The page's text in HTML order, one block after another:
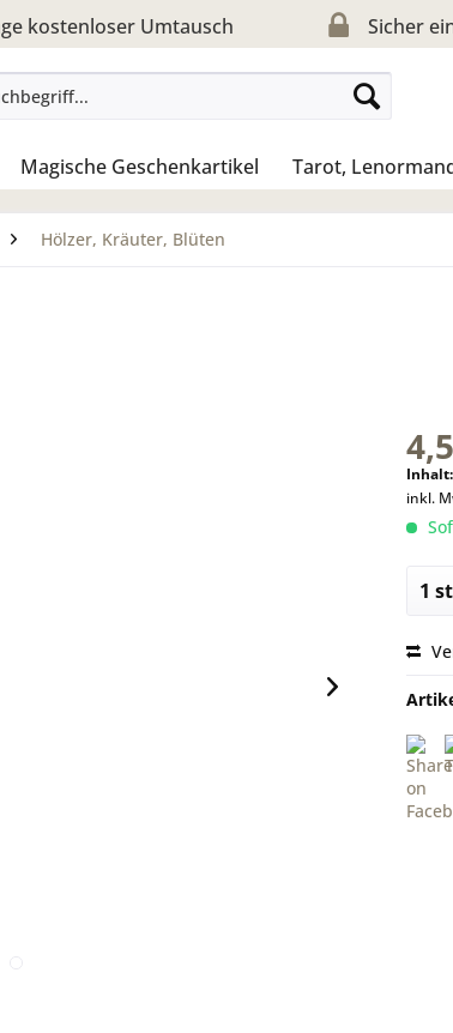
kostenloser Umtausch Sicher
Magische Geschenkartikel Tarot,
Hölzer, Kräuter, Blüten
Inhalt:
inkl.